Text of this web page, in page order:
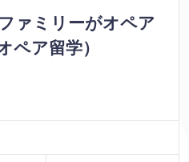
ァミリーがオペア
ペア留学）